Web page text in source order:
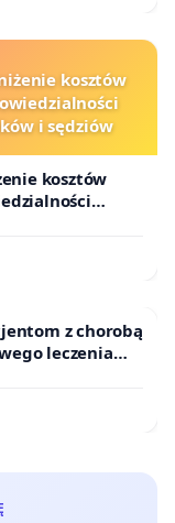
kosztów
i sędziów
kosztów
sędziów
z chorobą
leczenia